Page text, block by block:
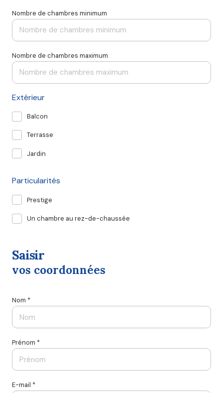
Nombre de chambres minimum
Nombre de chambres maximum
Extérieur
Balcon
Terrasse
Jardin
Particularités
Prestige
Un chambre au rez-de-chaussée
saisir
vos coordonnées
Nom *
Prénom *
E-mail *